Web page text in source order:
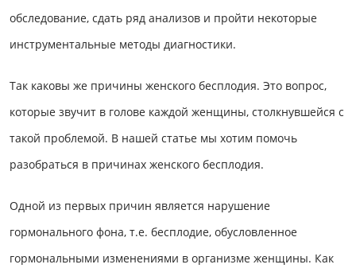
обследование, сдать ряд анализов и пройти некоторые
инструментальные методы диагностики.
Так каковы же причины женского бесплодия. Это вопрос,
которые звучит в голове каждой женщины, столкнувшейся с
такой проблемой. В нашей статье мы хотим помочь
разобраться в причинах женского бесплодия.
Одной из первых причин является нарушение
гормонального фона, т.е. бесплодие, обусловленное
гормональными изменениями в организме женщины. Как